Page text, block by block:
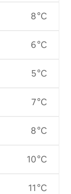
8 °C
6 °C
5 °C
7 °C
8 °C
10 °C
11 °C